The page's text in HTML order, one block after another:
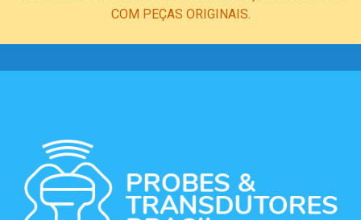
COM PEÇAS ORIGINAIS.